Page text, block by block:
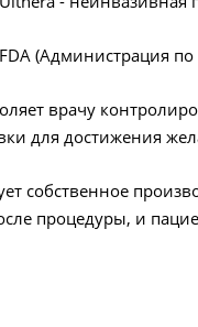
(Администрация
врачу
для достижения
собственное
процедуры, и